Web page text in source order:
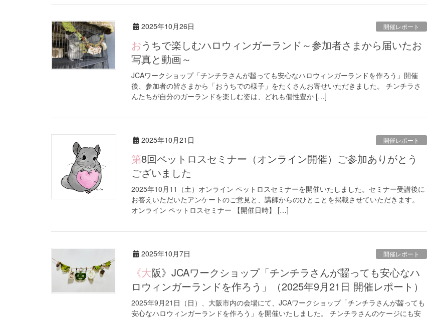
2025年10月26日 開催レポート
おうちで楽しむハロウィンガーランド～参加者さまから届いたお
写真と動画～
JCAワークショップ「チンチラさんが齧っても安心なハロウィンガーランドを作ろう」開催
後、参加者の皆さまから「おうちでの様子」をたくさんお寄せいただきました。 チンチラさ
んたちが自分のガーランドを楽しむ姿は、どれも個性豊か […]
2025年10月21日 開催レポート
第8回ペットロスセミナー（オンライン開催）ご参加ありがとう
ございました
2025年10月11（土）オンライン ペットロスセミナーを開催いたしました。セミナー受講後に
お答えいただいたアンケートのご意見と、講師からのひとことを掲載させていただきます。
オンライン ペットロスセミナー 【開催日時】 […]
2025年10月7日 開催レポート
《大阪》JCAワークショップ「チンチラさんが齧っても安心なハ
ロウィンガーランドを作ろう」（2025年9月21日 開催レポート）
2025年9月21日（日）、大阪市内の会場にて、JCAワークショップ「チンチラさんが齧っても
安心なハロウィンガーランドを作ろう」を開催いたしました。 チンチラさんのケージにも安